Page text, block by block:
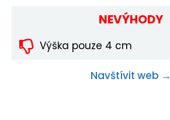
NEVÝHODY
Výška pouze 4 cm
Navštívit web →